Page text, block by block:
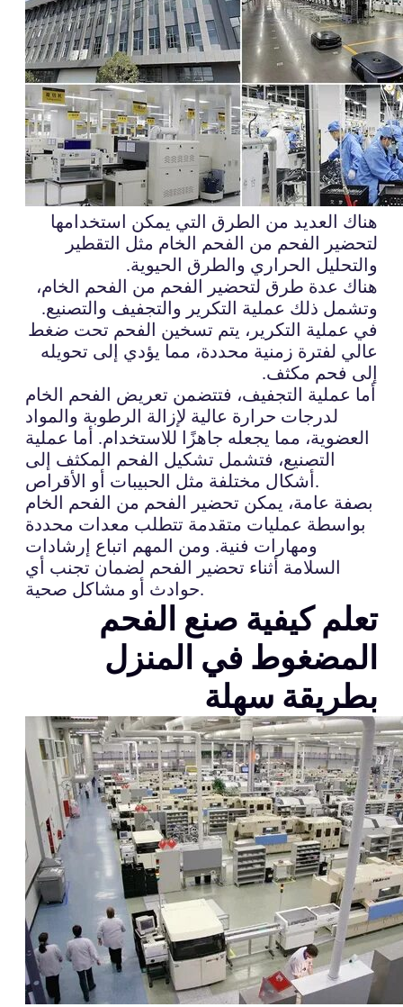
هناك العديد من الطرق التي يمكن استخدامها
لتحضير الفحم من الفحم الخام مثل التقطير
والتحليل الحراري والطرق الحيوية.
هناك عدة طرق لتحضير الفحم من الفحم الخام،
وتشمل ذلك عملية التكرير والتجفيف والتصنيع.
في عملية التكرير، يتم تسخين الفحم تحت ضغط
عالي لفترة زمنية محددة، مما يؤدي إلى تحويله
إلى فحم مكثف.
أما عملية التجفيف، فتتضمن تعريض الفحم الخام
لدرجات حرارة عالية لإزالة الرطوبة والمواد
العضوية، مما يجعله جاهزًا للاستخدام. أما عملية
التصنيع، فتشمل تشكيل الفحم المكثف إلى
أشكال مختلفة مثل الحبيبات أو الأقراص.
بصفة عامة، يمكن تحضير الفحم من الفحم الخام
بواسطة عمليات متقدمة تتطلب معدات محددة
ومهارات فنية. ومن المهم اتباع إرشادات
السلامة أثناء تحضير الفحم لضمان تجنب أي
حوادث أو مشاكل صحية.
تعلم كيفية صنع الفحم
المضغوط في المنزل
بطريقة سهلة